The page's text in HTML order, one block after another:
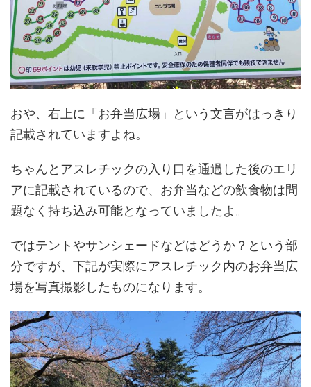
おや、右上に「お弁当広場」という文言がはっきり
記載されていますよね。
ちゃんとアスレチックの入り口を通過した後のエリ
アに記載されているので、お弁当などの飲食物は問
題なく持ち込み可能となっていましたよ。
ではテントやサンシェードなどはどうか？という部
分ですが、下記が実際にアスレチック内のお弁当広
場を写真撮影したものになります。